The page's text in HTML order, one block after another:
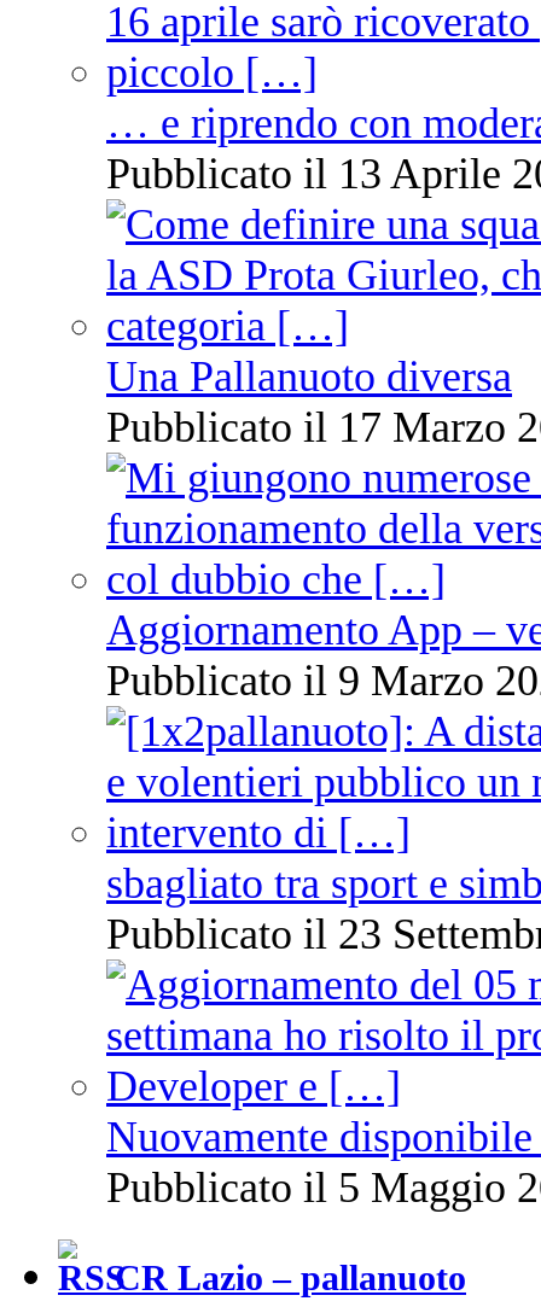
… e riprendo con
Pubblicato il 13 Aprile
Una Pallanuoto diversa
Pubblicato il 17 Marzo
Aggiornamento App –
Pubblicato il 9 Marzo
sbagliato tra sport e
Pubblicato il 23
Nuovamente
Pubblicato il 5 Maggio
CR Lazio – pallanuoto